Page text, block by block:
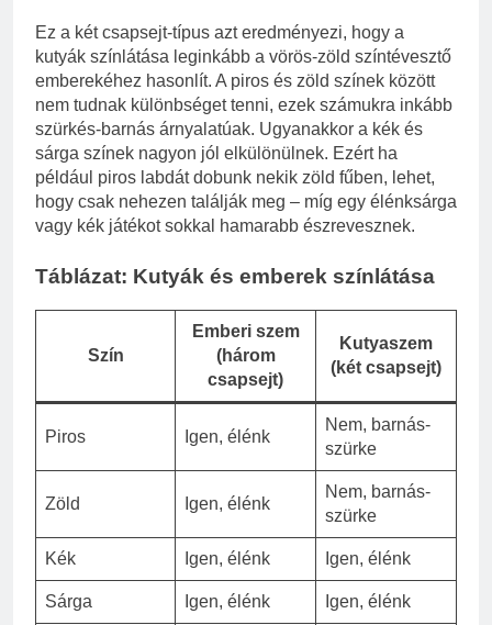
Ez a két csapsejt-típus azt eredményezi, hogy a
kutyák színlátása leginkább a vörös-zöld színtévesztő
emberekéhez hasonlít. A piros és zöld színek között
nem tudnak különbséget tenni, ezek számukra inkább
szürkés-barnás árnyalatúak. Ugyanakkor a kék és
sárga színek nagyon jól elkülönülnek. Ezért ha
például piros labdát dobunk nekik zöld fűben, lehet,
hogy csak nehezen találják meg – míg egy élénksárga
vagy kék játékot sokkal hamarabb észrevesznek.
Táblázat: Kutyák és emberek színlátása
Szín
Emberi szem
(három
csapsejt)
Kutyaszem
(két csapsejt)
Piros Igen, élénk
Nem, barnás-
szürke
Zöld Igen, élénk
Nem, barnás-
szürke
Kék Igen, élénk Igen, élénk
Sárga Igen, élénk Igen, élénk